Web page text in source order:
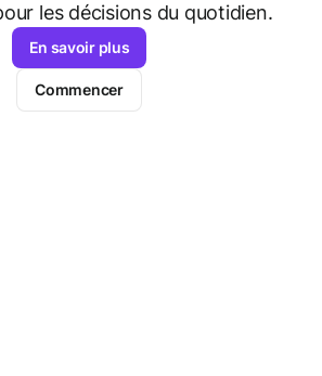
les décisions du quotidien.
En savoir plus
Commencer